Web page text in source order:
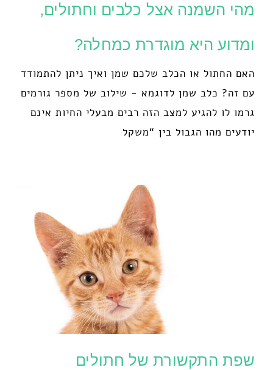
מהי השמנה אצל כלבים וחתולים,
ומדוע היא מוגדרת כמחלה?
האם החתול או הכלב שלכם שמן ואיך ניתן להתמודד
עם זה? כלב שמן לדוגמא - שילוב של מספר גורמים
גרמו לו להגיע למצב הזה רבים מבעלי החיות אינם
יודעים מהו הגבול בין “משקל
שפת התקשורת של חתולים